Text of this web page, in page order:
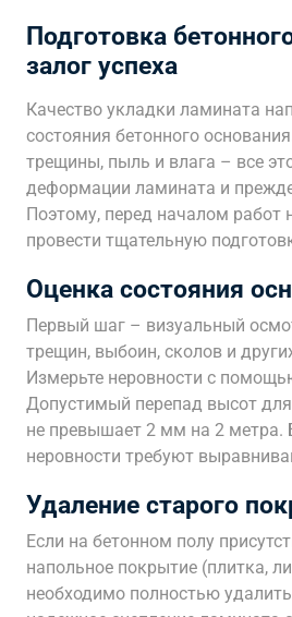
Подготовка
залог успеха
Качество укладки ламината
состояния бетонного
трещины, пыль и влага – все
деформации ламината и
Поэтому, перед началом работ
провести тщательную
Оценка состояния
Первый шаг – визуальный
трещин, выбоин, сколов и
Измерьте неровности с
Допустимый перепад высот
не превышает 2 мм на 2 метра.
неровности требуют
Удаление старого
Если на бетонном полу
напольное покрытие (плитка,
необходимо полностью